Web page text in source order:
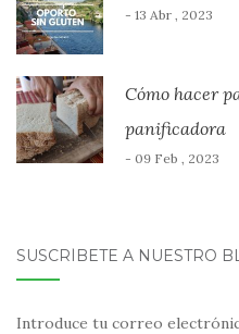
- 13 Abr , 2023
Cómo hacer
panificadora
- 09 Feb , 2023
SUSCRÍBETE A NUESTRO
Introduce tu correo